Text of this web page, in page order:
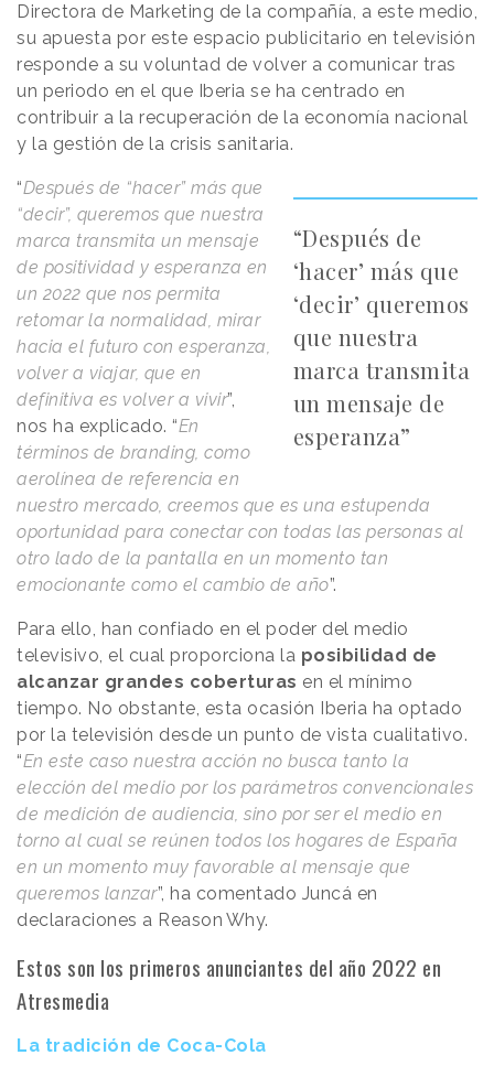
Directora de Marketing de la compañía, a este medio,
su apuesta por este espacio publicitario en televisión
responde a su voluntad de volver a comunicar tras
un periodo en el que Iberia se ha centrado en
contribuir a la recuperación de la economía nacional
y la gestión de la crisis sanitaria.
“Después de
‘hacer’ más que
‘decir’ queremos
que nuestra
marca transmita
un mensaje de
esperanza”
“Después de “hacer” más que
“decir”, queremos que nuestra
marca transmita un mensaje
de positividad y esperanza en
un 2022 que nos permita
retomar la normalidad, mirar
hacia el futuro con esperanza,
volver a viajar, que en
definitiva es volver a vivir”,
nos ha explicado. “En
términos de branding, como
aerolínea de referencia en
nuestro mercado, creemos que es una estupenda
oportunidad para conectar con todas las personas al
otro lado de la pantalla en un momento tan
emocionante como el cambio de año”.
Para ello, han confiado en el poder del medio
televisivo, el cual proporciona la posibilidad de
alcanzar grandes coberturas en el mínimo
tiempo. No obstante, esta ocasión Iberia ha optado
por la televisión desde un punto de vista cualitativo.
“En este caso nuestra acción no busca tanto la
elección del medio por los parámetros convencionales
de medición de audiencia, sino por ser el medio en
torno al cual se reúnen todos los hogares de España
en un momento muy favorable al mensaje que
queremos lanzar”, ha comentado Juncá en
declaraciones a Reason Why.
Estos son los primeros anunciantes del año 2022 en
Atresmedia
La tradición de Coca-Cola